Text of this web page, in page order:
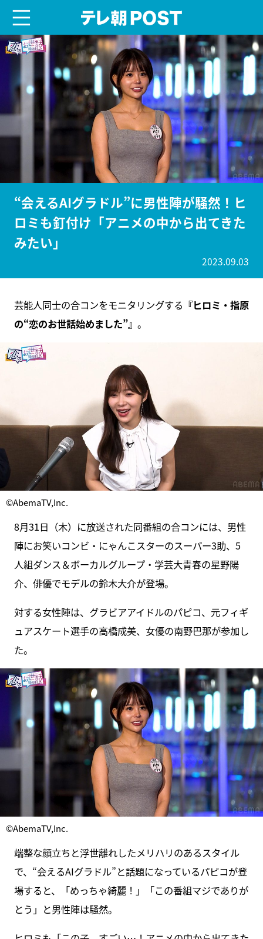
“会えるAIグラドル”に男性陣が騒然！ヒ
ロミも釘付け「アニメの中から出てきた
みたい」
2023.09.03
芸能人同士の合コンをモニタリングする 『ヒロミ・指原
の“恋のお世話始めました”』 。
©AbemaTV,Inc.
8月31日（木）に放送された同番組の合コンには、男性
陣にお笑いコンビ・にゃんこスターのスーパー3助、5
人組ダンス＆ボーカルグループ・学芸大青春の星野陽
介、俳優でモデルの鈴木大介が登場。
対する女性陣は、グラビアアイドルのパピコ、元フィギ
ュアスケート選手の高橋成美、女優の南野巴那が参加し
た。
©AbemaTV,Inc.
端整な顔立ちと浮世離れしたメリハリのあるスタイル
で、“会えるAIグラドル”と話題になっているパピコが登
場すると、「めっちゃ綺麗！」「この番組マジでありが
とう」と男性陣は騒然。